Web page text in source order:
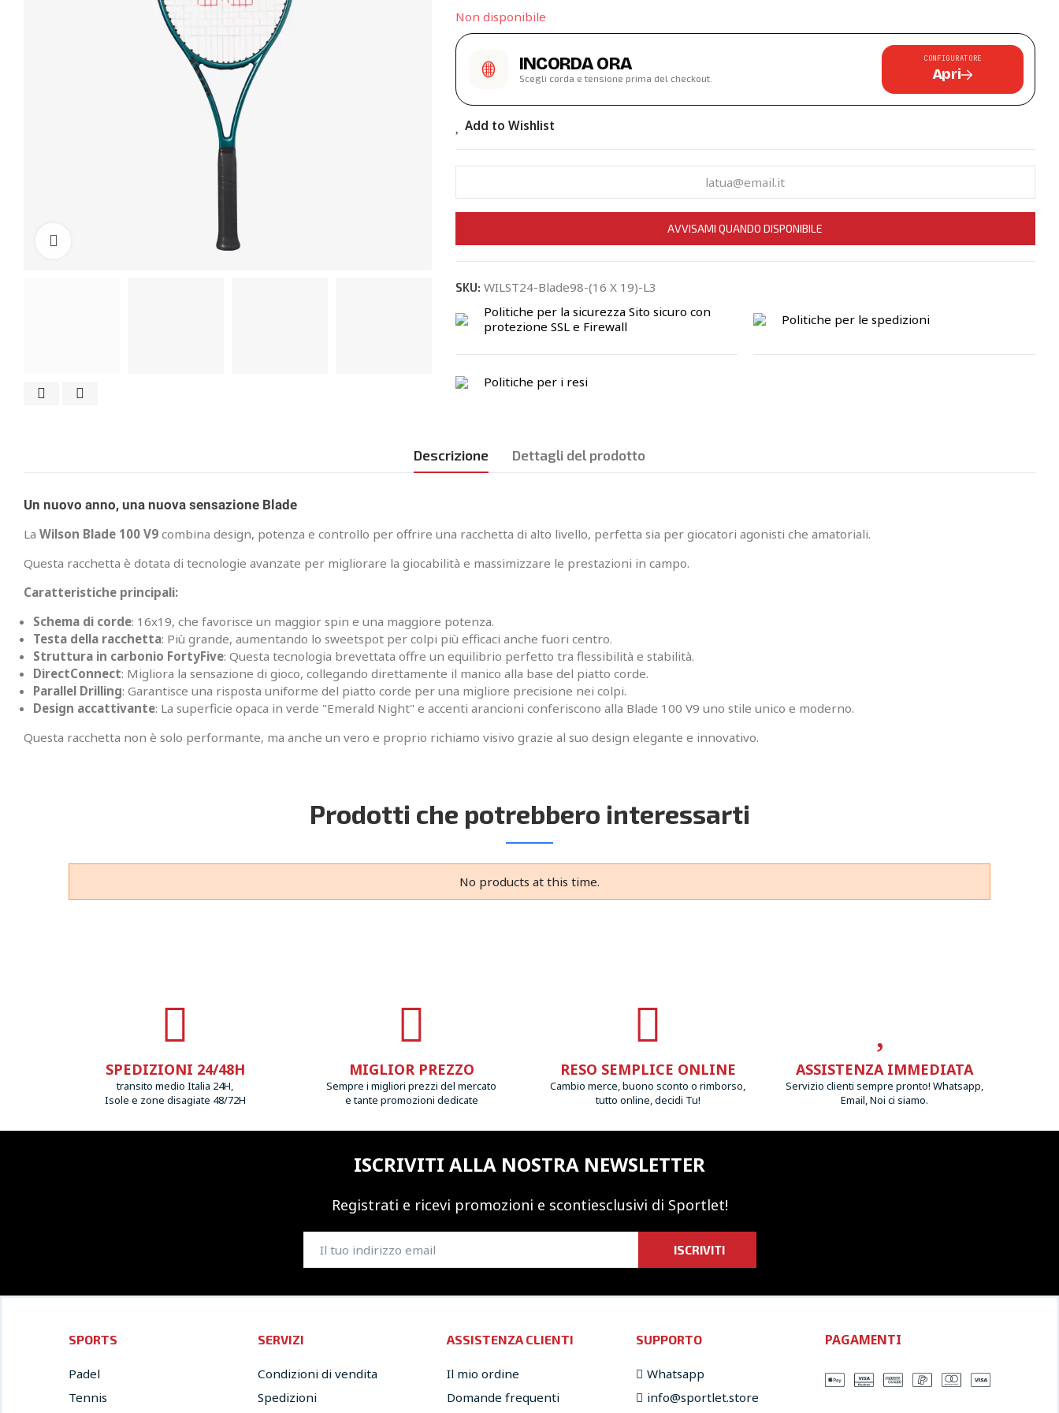
Non disponibile
INCORDA ORA
Scegli corda e tensione prima del checkout.
CONFIGURATORE
Apri
Add to Wishlist
AVVISAMI QUANDO DISPONIBILE
SKU: WILST24-Blade98-(16 X 19)-L3
Politiche per la sicurezza Sito sicuro con
protezione SSL e Firewall
Politiche per le spedizioni
Politiche per i resi
Descrizione Dettagli del prodotto
Un nuovo anno, una nuova sensazione Blade
La Wilson Blade 100 V9 combina design, potenza e controllo per offrire una racchetta di alto livello, perfetta sia per giocatori agonisti che amatoriali.
Questa racchetta è dotata di tecnologie avanzate per migliorare la giocabilità e massimizzare le prestazioni in campo.
Caratteristiche principali:
Schema di corde: 16x19, che favorisce un maggior spin e una maggiore potenza.
Testa della racchetta: Più grande, aumentando lo sweetspot per colpi più efficaci anche fuori centro.
Struttura in carbonio FortyFive: Questa tecnologia brevettata offre un equilibrio perfetto tra flessibilità e stabilità.
DirectConnect: Migliora la sensazione di gioco, collegando direttamente il manico alla base del piatto corde.
Parallel Drilling: Garantisce una risposta uniforme del piatto corde per una migliore precisione nei colpi.
Design accattivante: La superficie opaca in verde "Emerald Night" e accenti arancioni conferiscono alla Blade 100 V9 uno stile unico e moderno.
Questa racchetta non è solo performante, ma anche un vero e proprio richiamo visivo grazie al suo design elegante e innovativo.
Prodotti che potrebbero interessarti
No products at this time.
SPEDIZIONI 24/48H
transito medio Italia 24H,
Isole e zone disagiate 48/72H
MIGLIOR PREZZO
Sempre i migliori prezzi del mercato
e tante promozioni dedicate
RESO SEMPLICE ONLINE
Cambio merce, buono sconto o rimborso,
tutto online, decidi Tu!
ASSISTENZA IMMEDIATA
Servizio clienti sempre pronto! Whatsapp,
Email, Noi ci siamo.
ISCRIVITI ALLA NOSTRA NEWSLETTER
Registrati e ricevi promozioni e scontiesclusivi di Sportlet!
ISCRIVITI
SPORTS
Padel
Tennis
SERVIZI
Condizioni di vendita
Spedizioni
ASSISTENZA CLIENTI
Il mio ordine
Domande frequenti
SUPPORTO
Whatsapp
info@sportlet.store​
PAGAMENTI